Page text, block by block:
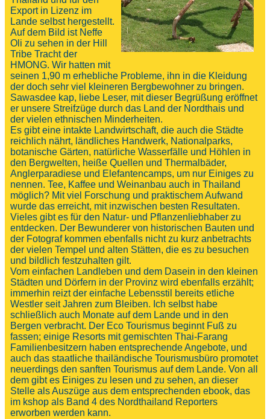
Export in Lizenz im
Lande selbst hergestellt.
Auf dem Bild ist Neffe
Oli zu sehen in der Hill
Tribe Tracht der
HMONG. Wir hatten mit
seinen 1,90 m erhebliche Probleme, ihn in die Kleidung
der doch sehr viel kleineren Bergbewohner zu bringen.
Sawasdee kap, liebe Leser, mit dieser Begrüßung eröffnet
er unsere Streifzüge durch das Land der Nordthais und
der vielen ethnischen Minderheiten.
Es gibt eine intakte Landwirtschaft, die auch die Städte
reichlich nährt, ländliches Handwerk, Nationalparks,
botanische Gärten, natürliche Wasserfälle und Höhlen in
den Bergwelten, heiße Quellen und Thermalbäder,
Anglerparadiese und Elefantencamps, um nur Einiges zu
nennen. Tee, Kaffee und Weinanbau auch in Thailand
möglich? Mit viel Forschung und praktischem Aufwand
wurde das erreicht, mit inzwischen besten Resultaten.
Vieles gibt es für den Natur- und Pflanzenliebhaber zu
entdecken. Der Bewunderer von historischen Bauten und
der Fotograf kommen ebenfalls nicht zu kurz anbetrachts
der vielen Tempel und alten Stätten, die es zu besuchen
und bildlich festzuhalten gilt.
Vom einfachen Landleben und dem Dasein in den kleinen
Städten und Dörfern in der Provinz wird ebenfalls erzählt;
immerhin reizt der einfache Lebensstil bereits etliche
Westler seit Jahren zum Bleiben. Ich selbst habe
schließlich auch Monate auf dem Lande und in den
Bergen verbracht. Der Eco Tourismus beginnt Fuß zu
fassen; einige Resorts mit gemischten Thai-Farang
Familienbesitzern haben entsprechende Angebote, und
auch das staatliche thailändische Tourismusbüro promotet
neuerdings den sanften Tourismus auf dem Lande. Von all
dem gibt es Einiges zu lesen und zu sehen, an dieser
Stelle als Auszüge aus dem entsprechenden ebook, das
im kshop als Band 4 des Nordthailand Reporters
erworben werden kann.